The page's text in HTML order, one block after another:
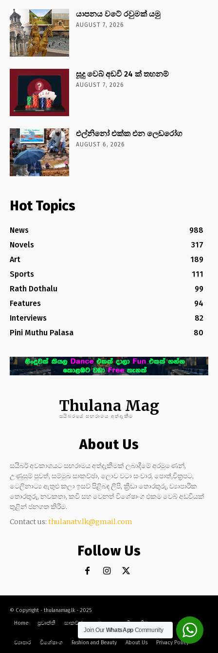
යාපනය වටේ රවුමක් යමු
AUGUST 7, 2026
සූදු වෙබ් අඩවි 24 ක් තහනම්
AUGUST 7, 2026
එල්නිනෝ එක්ක එන ලෙඩරෝග
AUGUST 6, 2026
Hot Topics
News
988
Novels
317
Art
189
Sports
111
Rath Dothalu
99
Features
94
Interviews
82
Pini Muthu Palasa
80
Thulana Mag
සයිබරයේ සඟරාමය අත්දැකීම
About Us
සයිබර් අවකාශයට සඟරාමය අත්දැකීමක් ලබාදීමේ අරමුණෙන්,
උණුසුම් පුවත්, සම්මුඛ සාකච්ඡා, ලොව වටා සංචාර, පොත්,චිත්‍රපට,
ටෙලිනාට්‍ය ඇතුළු කලා ඉසව් පිළිබඳ ලිපි, ක්‍රීඩා තොරතුරු, ව්‍යාපාරික
තොරතුරු, නවකතා, කවි සහ වෙනත් විශේෂාංග එකම වෙබ් අඩවියක්
තුළින් ජනගත කිරීම.
Contact us: thulanatv.lk@gmail.com
Follow Us
© Copyright - thulanamag.lk - 2025
Home
ප්‍රවෘත්ති සාකච්ඡා නවකතා කවි ක්‍රීඩා කලා සංචාර
ව්‍යාපාර විශේෂාංග Fashion and Beauty About Us Privacy Policy
Join Our WhatsAppCommunity